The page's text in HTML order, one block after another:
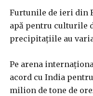
Furtunile de ieri din
apă pentru culturile
precipitațiile au
Pe arena
acord cu India
milion de tone de